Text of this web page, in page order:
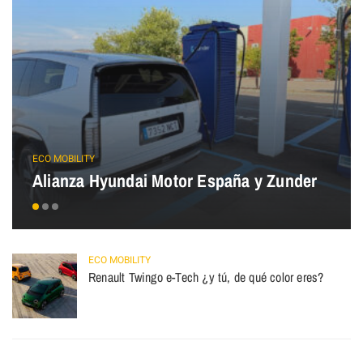
ECO MOBILITY
Alianza Hyundai Motor España y Zunder
ECO MOBILITY
Renault Twingo e-Tech ¿y tú, de qué color eres?